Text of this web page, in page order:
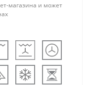
магазина и может